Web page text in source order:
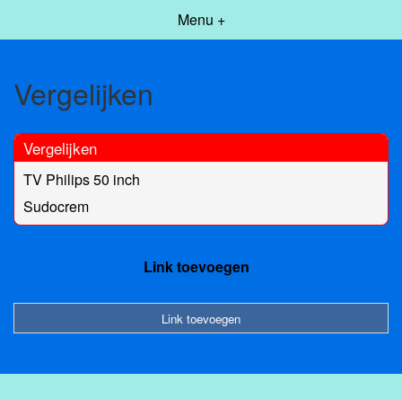
Menu +
Vergelijken
Vergelijken
TV Philips 50 inch
Sudocrem
Link toevoegen
Link toevoegen